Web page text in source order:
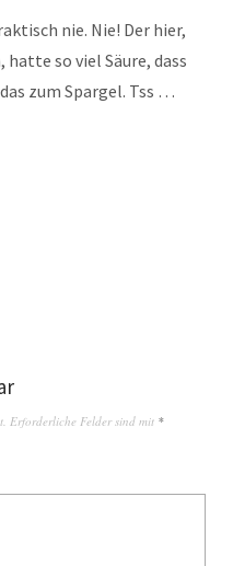
nie. Nie! Der hier,
hatte so viel Säure, dass
zum Spargel. Tss …
Erforderliche Felder sind mit *